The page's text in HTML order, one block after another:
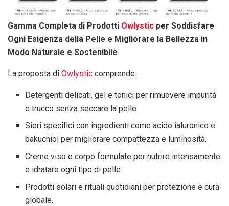
Gamma Completa di Prodotti Owlystic per Soddisfare
Ogni Esigenza della Pelle e Migliorare la Bellezza in
Modo Naturale e Sostenibile
La proposta di Owlystic comprende:
Detergenti delicati, gel e tonici per rimuovere impurità
e trucco senza seccare la pelle.
Sieri specifici con ingredienti come acido ialuronico e
bakuchiol per migliorare compattezza e luminosità.
Creme viso e corpo formulate per nutrire intensamente
e idratare ogni tipo di pelle.
Prodotti solari e rituali quotidiani per protezione e cura
globale.